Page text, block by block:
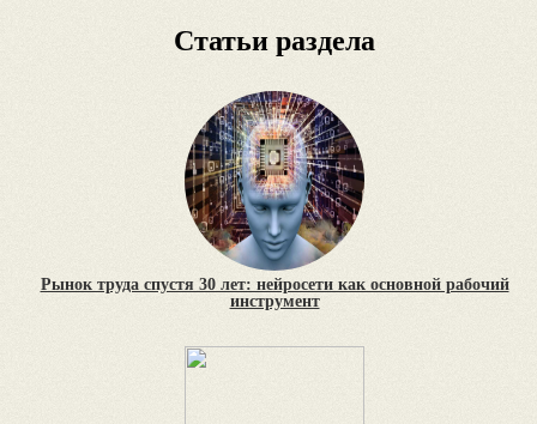
Статьи раздела
Рынок труда спустя 30 лет: нейросети как основной рабочий
инструмент